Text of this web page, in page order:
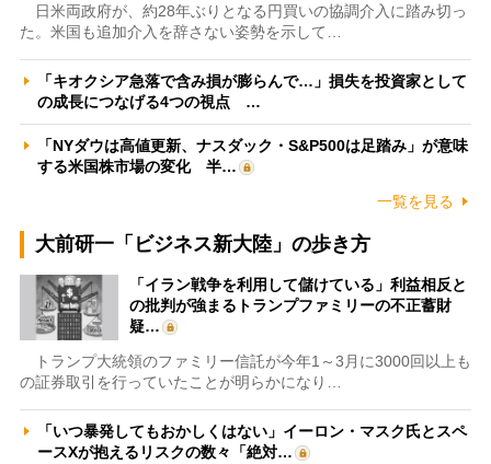
日米両政府が、約28年ぶりとなる円買いの協調介入に踏み切っ
た。米国も追加介入を辞さない姿勢を示して…
「キオクシア急落で含み損が膨らんで…」損失を投資家として
の成長につなげる4つの視点 …
「NYダウは高値更新、ナスダック・S&P500は足踏み」が意味
する米国株市場の変化 半…
一覧を見る
大前研一「ビジネス新大陸」の歩き方
「イラン戦争を利用して儲けている」利益相反と
の批判が強まるトランプファミリーの不正蓄財
疑…
トランプ大統領のファミリー信託が今年1～3月に3000回以上も
の証券取引を行っていたことが明らかになり…
「いつ暴発してもおかしくはない」イーロン・マスク氏とスペ
ースXが抱えるリスクの数々「絶対…